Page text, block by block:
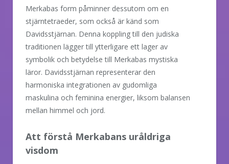
Merkabas form påminner dessutom om en
stjärntetraeder, som också är känd som
Davidsstjärnan. Denna koppling till den judiska
traditionen lägger till ytterligare ett lager av
symbolik och betydelse till Merkabas mystiska
läror. Davidsstjärnan representerar den
harmoniska integrationen av gudomliga
maskulina och feminina energier, liksom balansen
mellan himmel och jord.
Att förstå Merkabans uråldriga
visdom